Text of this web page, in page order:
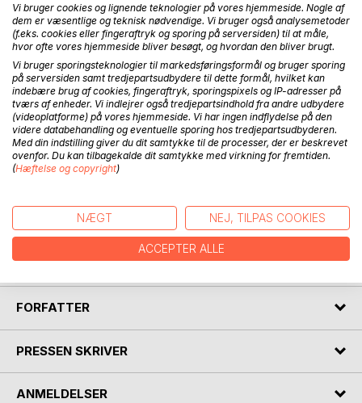
Dette hæfte viser, hvordan du nemt kan annullere dine
uønskede tanker, meninger og følelser og dermed
forbedre din livskvalitet ved at bruge programmet på
www.tankerevision.dk.
Du behøver ikke hænge fast i fortidens tanker, meninger,
overbevisninger og følelser.
Hvis du virkelig ønsker, at en tanke, mening, overbevisning
eller følelse ikke fortsætter, så vil den blive annulleret, og
TankeRevision® er et gratis selvhjælpsprogram, som kan
hjælpe dig med at annullere dine uønskede tanker,
meninger, overbevisninger og følelser.
FORFATTER
PRESSEN SKRIVER
ANMELDELSER
Vi bruger cookies og lignende teknologier på vores hjemmeside. Nogle af
dem er væsentlige og teknisk nødvendige. Vi bruger også analysemetoder
(f.eks. cookies eller fingeraftryk og sporing på serversiden) til at måle,
hvor ofte vores hjemmeside bliver besøgt, og hvordan den bliver brugt.
Vi bruger sporingsteknologier til markedsføringsformål og bruger sporing
på serversiden samt tredjepartsudbydere til dette formål, hvilket kan
indebære brug af cookies, fingeraftryk, sporingspixels og IP-adresser på
tværs af enheder. Vi indlejrer også tredjepartsindhold fra andre udbydere
(videoplatforme) på vores hjemmeside. Vi har ingen indflydelse på den
videre databehandling og eventuelle sporing hos tredjepartsudbyderen.
Med din indstilling giver du dit samtykke til de processer, der er beskrevet
ovenfor. Du kan tilbagekalde dit samtykke med virkning for fremtiden.
(Hæftelse og copyright)
NÆGT NEJ, TILPAS COOKIES
ACCEPTER ALLE